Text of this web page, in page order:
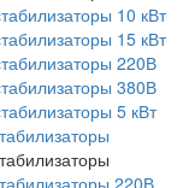
10 кВт
15 кВт
220В
380В
5 кВт
220В